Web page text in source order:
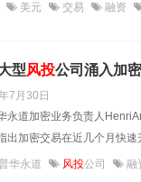
美元 交易 融资
型风投公司涌入加
7月30日
永道加密业务负责人
出加密交易在近几个月快速
华永道 风投公司 融